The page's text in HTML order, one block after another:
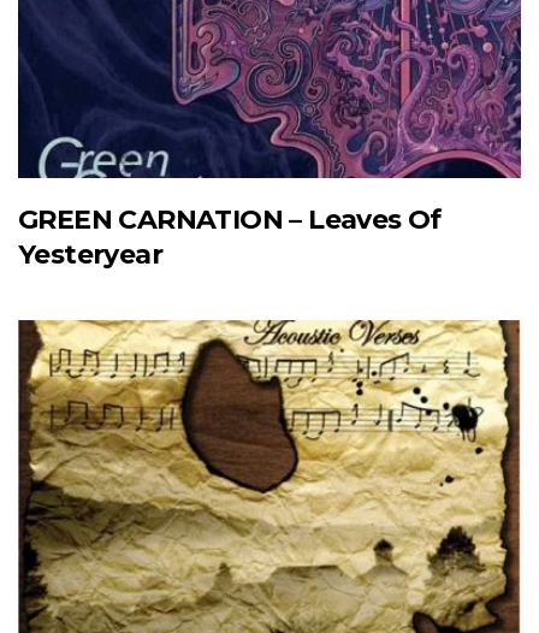
GREEN CARNATION – Leaves Of
Yesteryear